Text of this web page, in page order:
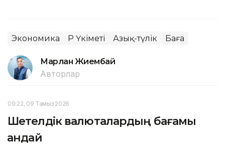
Экономика ҚР Үкіметі Азық-түлік Баға
Марлан Жиембай
Авторлар
09:22, 09 Тамыз 2026
Шетелдік валюталардың бағамы
қандай